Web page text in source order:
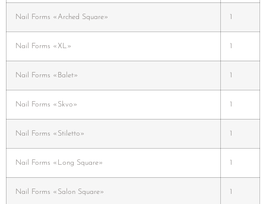
Nail Forms «Arched Square»
Nail Forms «XL»
Nail Forms «Balet»
Nail Forms «Skvo»
Nail Forms «Stiletto»
Nail Forms «Long Square»
Nail Forms «Salon Square»